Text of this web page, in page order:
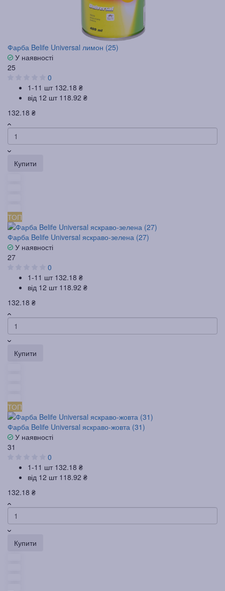
Фарба Belife Universal лимон (25)
У наявності
25
0
1-11 шт 132.18 ₴
від 12 шт 118.92 ₴
132.18 ₴
Купити
ТОП
Фарба Belife Universal яскраво-зелена (27)
У наявності
27
0
1-11 шт 132.18 ₴
від 12 шт 118.92 ₴
132.18 ₴
Купити
ТОП
Фарба Belife Universal яскраво-жовта (31)
У наявності
31
0
1-11 шт 132.18 ₴
від 12 шт 118.92 ₴
132.18 ₴
Купити